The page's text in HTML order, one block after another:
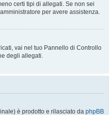
certi tipi di allegati. Se non sei
per avere assistenza.
vai nel tuo Pannello di Controllo
degli allegati.
è prodotto e rilasciato da phpBB